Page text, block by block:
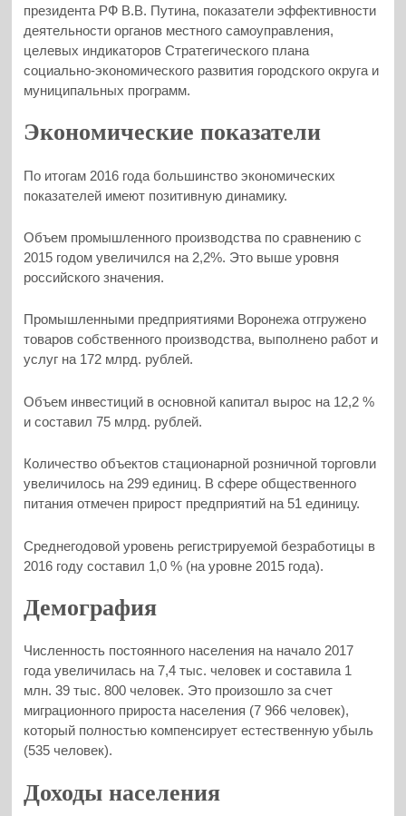
президента РФ В.В. Путина, показатели эффективности
деятельности органов местного самоуправления,
целевых индикаторов Стратегического плана
социально-экономического развития городского округа и
муниципальных программ.
Экономические показатели
По итогам 2016 года большинство экономических
показателей имеют позитивную динамику.
Объем промышленного производства по сравнению с
2015 годом увеличился на 2,2%. Это выше уровня
российского значения.
Промышленными предприятиями Воронежа отгружено
товаров собственного производства, выполнено работ и
услуг на 172 млрд. рублей.
Объем инвестиций в основной капитал вырос на 12,2 %
и составил 75 млрд. рублей.
Количество объектов стационарной розничной торговли
увеличилось на 299 единиц. В сфере общественного
питания отмечен прирост предприятий на 51 единицу.
Среднегодовой уровень регистрируемой безработицы в
2016 году составил 1,0 % (на уровне 2015 года).
Демография
Численность постоянного населения на начало 2017
года увеличилась на 7,4 тыс. человек и составила 1
млн. 39 тыс. 800 человек. Это произошло за счет
миграционного прироста населения (7 966 человек),
который полностью компенсирует естественную убыль
(535 человек).
Доходы населения